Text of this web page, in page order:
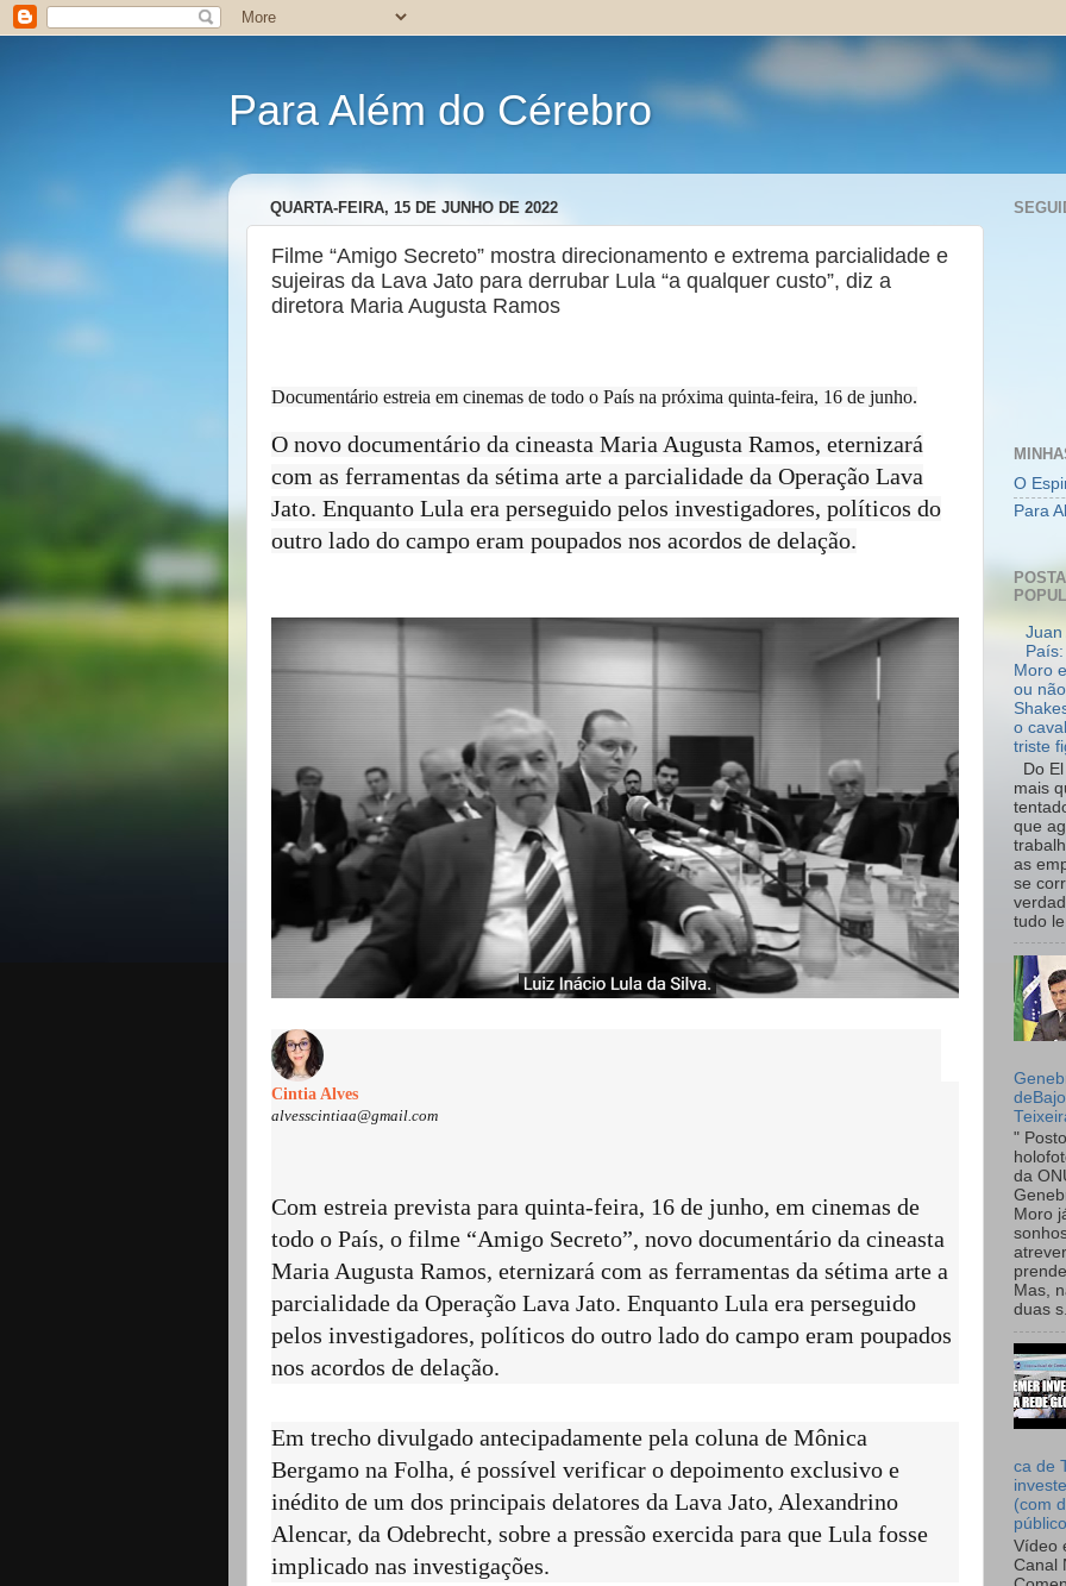
Para Além do Cérebro
QUARTA-FEIRA, 15 DE JUNHO DE 2022
Filme “Amigo Secreto” mostra direcionamento e extrema parcialidade e
sujeiras da Lava Jato para derrubar Lula “a qualquer custo”, diz a
diretora Maria Augusta Ramos
Documentário estreia em cinemas de todo o País na próxima quinta-feira, 16 de junho.
O novo documentário da cineasta Maria Augusta Ramos, eternizará
com as ferramentas da sétima arte a parcialidade da Operação Lava
Jato. Enquanto Lula era perseguido pelos investigadores, políticos do
outro lado do campo eram poupados nos acordos de delação.
Cintia Alves
alvesscintiaa@gmail.com
Com estreia prevista para quinta-feira, 16 de junho, em cinemas de
todo o País, o filme “Amigo Secreto”, novo documentário da cineasta
Maria Augusta Ramos, eternizará com as ferramentas da sétima arte a
parcialidade da Operação Lava Jato. Enquanto Lula era perseguido
pelos investigadores, políticos do outro lado do campo eram poupados
nos acordos de delação.
Em trecho divulgado antecipadamente pela coluna de Mônica
Bergamo na Folha, é possível verificar o depoimento exclusivo e
inédito de um dos principais delatores da Lava Jato, Alexandrino
Alencar, da Odebrecht, sobre a pressão exercida para que Lula fosse
implicado nas investigações.
O
Para
Juan
Moro
ou
o
triste
Do
mais
que
as
se
tudo
"
da
Moro
Mas,
duas
ca de
(com
Vídeo
Canal